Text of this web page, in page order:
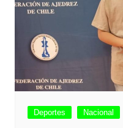
Deportes Nacional